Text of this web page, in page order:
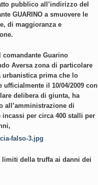
pubblico all’indirizzo del
GUARINO a smuovere le
di maggioranza e
comandante Guarino
Aversa zona di particolare
urbanistica prima che lo
ufficialmente il 10/04/2009 con
delibera di giunta, ha
all’amministrazione di
incassi per circa 400 stalli per
limiti della truffa ai danni dei